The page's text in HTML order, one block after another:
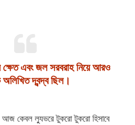
ক্ষেত এবং জল সরবরাহ নিয়ে আরও
দ্বন্দ্ব ছিল।
আজ কেবল ল্যুভরে টুকরো টুকরো হিসাবে